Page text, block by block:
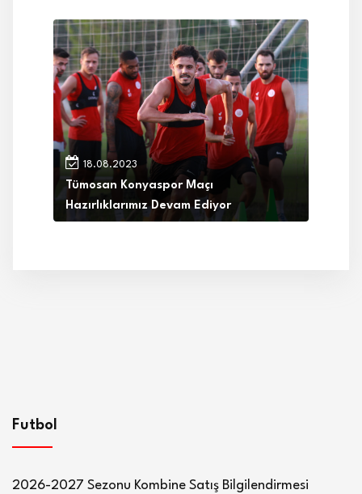
18.08.2023
Tümosan Konyaspor Maçı
Hazırlıklarımız Devam Ediyor
Futbol
2026-2027 Sezonu Kombine Satış Bilgilendirmesi